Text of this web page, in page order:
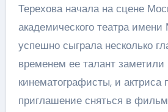
Терехова начала на сцене
академического театра имени
успешно сыграла несколько
временем ее талант заметили
кинематографисты, и актриса
приглашение сняться в